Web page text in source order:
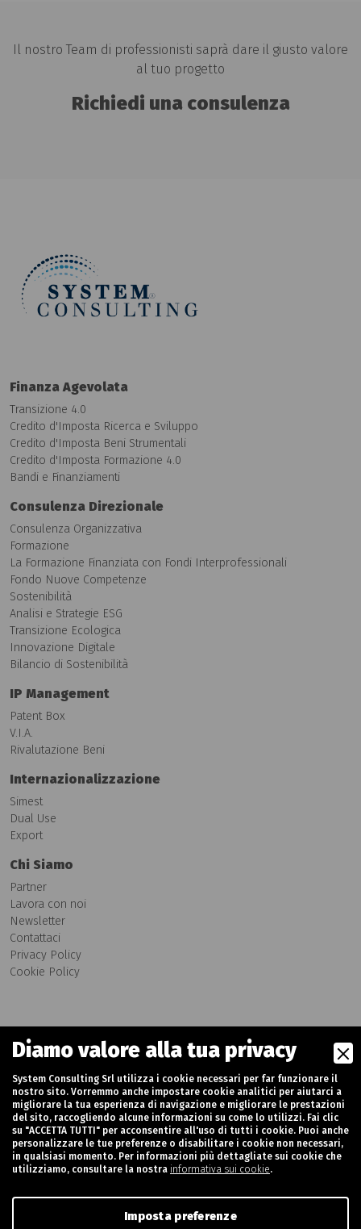
Il nostro Team di professionisti saprà dare il giusto valore
al tuo progetto
Richiedi una consulenza
Finanza Agevolata
Transizione 4.0
Credito d'Imposta Ricerca e Sviluppo
Credito d'Imposta Beni Strumentali
Credito d'Imposta Formazione 4.0
Bandi e Finanziamenti
Consulenza Direzionale
Consulenza Organizzativa
Formazione
La Formazione Finanziata con Fondi Interprofessionali
Fondo Nuove Competenze
Sostenibilità
Analisi e Strategie ESG
Transizione Ecologica
Innovazione Digitale
Bilancio di Sostenibilità
IP Management
Patent Box
V.I.A.
Rivalutazione Beni
Internazionalizzazione
Simest
Dual Use
Export
Chi Siamo
Partner
Lavora con noi
Newsletter
Contattaci
Privacy Policy
Cookie Policy
Piazza Marenghi, 2 Mantova – (MN) Italia
+39 0376 245 411
info@systemconsultingspa.it
Partita Iva: 02377230202 - Rea MN-247719 - Capitale Sociale:
Diamo valore alla tua privacy
System Consulting Srl utilizza i cookie necessari per far funzionare il
nostro sito. Vorremmo anche impostare cookie analitici per aiutarci a
migliorare la tua esperienza di navigazione e migliorare le prestazioni
del sito, raccogliendo alcune informazioni su come lo utilizzi. Fai clic
su "ACCETTA TUTTI" per acconsentire all'uso di tutti i cookie. Puoi anche
personalizzare le tue preferenze o disabilitare i cookie non necessari,
in qualsiasi momento. Per informazioni più dettagliate sui cookie che
utilizziamo, consultare la nostra informativa sui cookie.
Imposta preferenze